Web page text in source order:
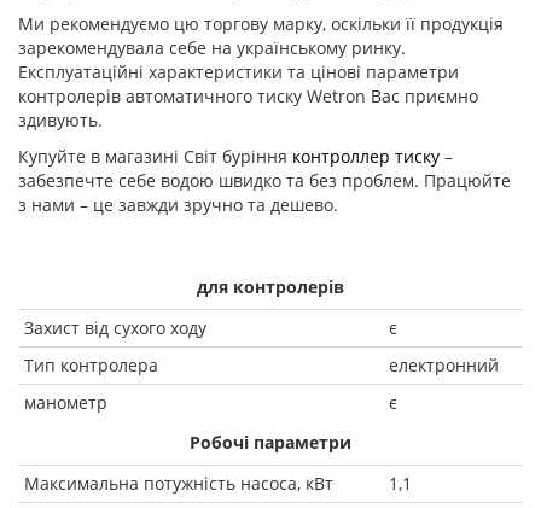
Ми рекомендуємо цю торгову марку, оскільки її продукція
зарекомендувала себе на українському ринку.
Експлуатаційні характеристики та цінові параметри
контролерів автоматичного тиску Wetron Вас приємно
здивують.
Купуйте в магазині Світ буріння контроллер тиску –
забезпечте себе водою швидко та без проблем. Працюйте
з нами – це завжди зручно та дешево.
для контролерів
Захист від сухого ходу
є
Тип контролера
електронний
манометр
є
Робочі параметри
Максимальна потужність насоса, кВт
1,1